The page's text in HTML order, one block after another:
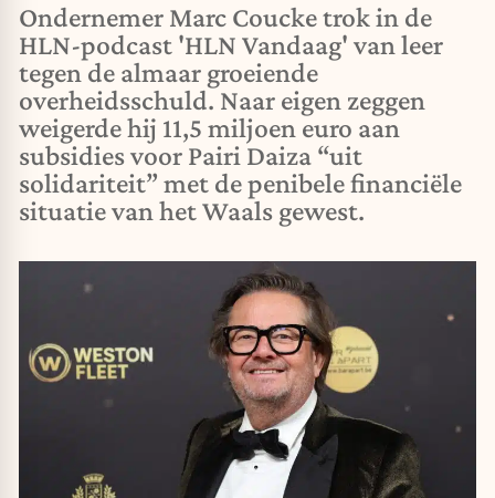
Ondernemer Marc Coucke trok in de
HLN-podcast 'HLN Vandaag' van leer
tegen de almaar groeiende
overheidsschuld. Naar eigen zeggen
weigerde hij 11,5 miljoen euro aan
subsidies voor Pairi Daiza “uit
solidariteit” met de penibele financiële
situatie van het Waals gewest.